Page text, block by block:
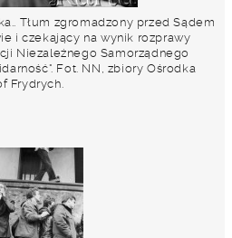
Tłum zgromadzony przed Sądem
i czekający na wynik rozprawy
Niezależnego Samorządnego
Fot. NN, zbiory Ośrodka
Frydrych.